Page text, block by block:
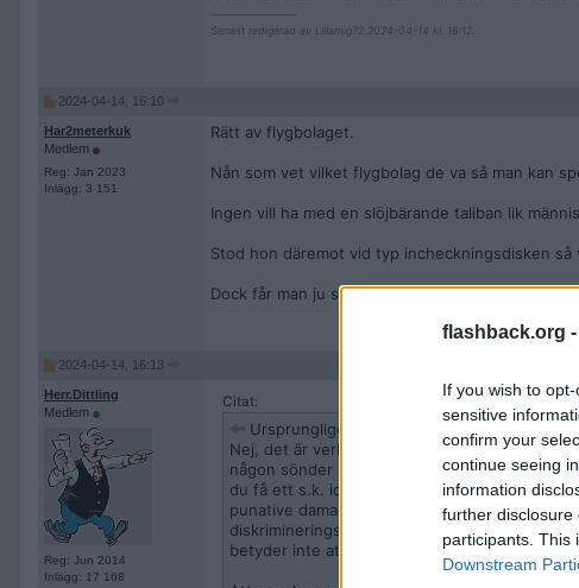
flashback.org -
If you wish to
sensitive
confirm your
continue seeing
information
further disclosure
participants. This
Downstream
Senast redigerad av Lillamig72 2024-04-14 kl. 16:12.
2024-04-14, 16:10
Har2meterkuk
Medlem
Reg: Jan 2023
Inlägg: 3 151
Rätt av flygbolaget.
Nån som vet vilket flygbolag de va så man kan
Ingen vill ha med en slöjbärande taliban lik
Stod hon däremot vid typ incheckningsdisken
Dock får man ju som slöjbärare anpassa sig lite
2024-04-14, 16:13
Herr.Dittling
Medlem
Reg: Jun 2014
Inlägg: 17 168
Citat:
Ursprungligen postat av
Nej, det är verkligen inte samma sak.
någon sönder din bil som är värd 30.000 kr
du få ett s.k. ideellt skadestånd. I exempelvis
punative damages, dvs. skadestånd med
diskrimineringsersättning en straffande
betyder inte att den ändras.